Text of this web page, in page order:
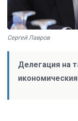
Сергей Лавров
Делегация на